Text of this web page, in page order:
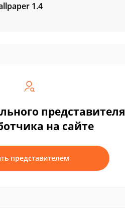
1.4
представителя
на сайте
представителем